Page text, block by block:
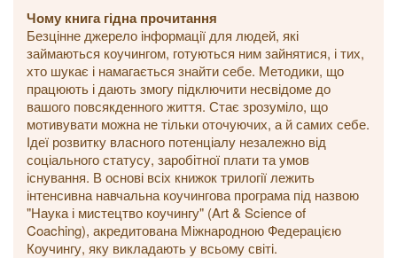
Чому книга гідна прочитання
Безцінне джерело інформації для людей, які
займаються коучингом, готуються ним зайнятися, і тих,
хто шукає і намагається знайти себе. Методики, що
працюють і дають змогу підключити несвідоме до
вашого повсякденного життя. Стає зрозуміло, що
мотивувати можна не тільки оточуючих, а й самих себе.
Ідеї розвитку власного потенціалу незалежно від
соціального статусу, заробітної плати та умов
існування. В основі всіх книжок трилогії лежить
інтенсивна навчальна коучингова програма під назвою
"Наука і мистецтво коучингу" (Art & Science of
Coaching), акредитована Міжнародною Федерацією
Коучингу, яку викладають у всьому світі.